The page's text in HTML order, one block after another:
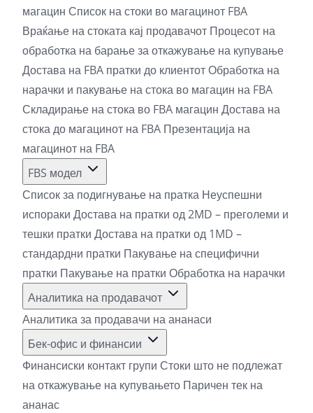
магацин Список на стоки во магацинот FBA
Враќање на стоката кај продавачот Процесот на
обработка на барање за откажување на купување
Достава на FBA пратки до клиентотОбработка на
нарачки и пакување на стока во магацин на FBA
Складирање на стока во FBA магацин Достава на
стока до магацинот на FBA Презентација на
магацинот на FBA
FBS модел
Список за подигнување на пратка Неуспешни
испораки Достава на пратки од 2MD – преголеми и
тешки пратки Достава на пратки од 1MD –
стандардни пратки Пакување на специфични
пратки Пакување на пратки Обработка на нарачки
Аналитика на продавачот
Аналитика за продавачи на ананаси
Бек-офис и финансии
Финансиски контакт групи Стоки што не подлежат
на откажување на купувањето Паричен тек на
ананас